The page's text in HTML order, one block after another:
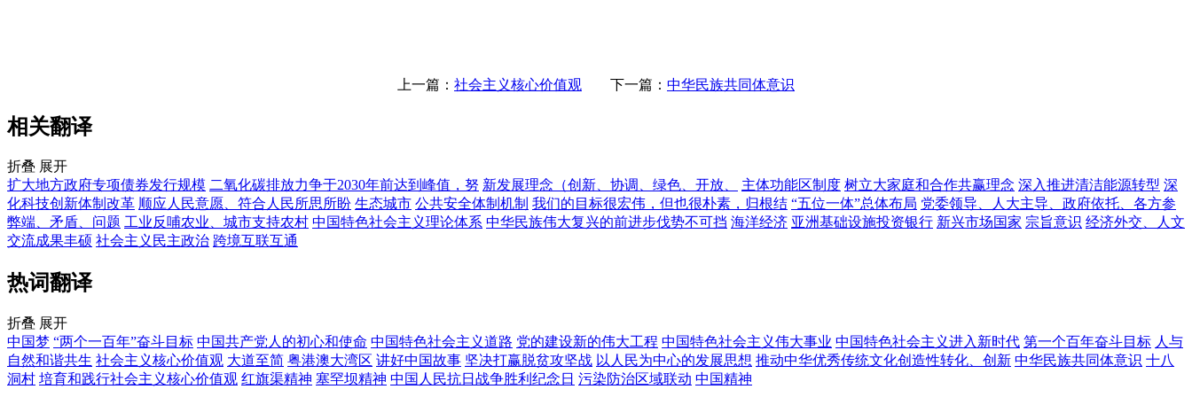
上一篇： 社会主义核心价值观 下一篇： 中华民族共同体意识
相关翻译
折叠 展开
扩大地方政府专项债券发行规模 二氧化碳排放力争于2030年前达到峰值，努 新发展理念（创新、协调、绿色、开放、 主体功能区制度 树立大家庭和合作共赢理念 深入推进清洁能源转型 深
化科技创新体制改革 顺应人民意愿、符合人民所思所盼 生态城市 公共安全体制机制 我们的目标很宏伟，但也很朴素，归根结 “五位一体”总体布局 党委领导、人大主导、政府依托、各方参
弊端、矛盾、问题 工业反哺农业、城市支持农村 中国特色社会主义理论体系 中华民族伟大复兴的前进步伐势不可挡 海洋经济 亚洲基础设施投资银行 新兴市场国家 宗旨意识 经济外交、人文
交流成果丰硕 社会主义民主政治 跨境互联互通
热词翻译
折叠 展开
中国梦 “两个一百年”奋斗目标 中国共产党人的初心和使命 中国特色社会主义道路 党的建设新的伟大工程 中国特色社会主义伟大事业 中国特色社会主义进入新时代 第一个百年奋斗目标 人与
自然和谐共生 社会主义核心价值观 大道至简 粤港澳大湾区 讲好中国故事 坚决打赢脱贫攻坚战 以人民为中心的发展思想 推动中华优秀传统文化创造性转化、创新 中华民族共同体意识 十八
洞村 培育和践行社会主义核心价值观 红旗渠精神 塞罕坝精神 中国人民抗日战争胜利纪念日 污染防治区域联动 中国精神